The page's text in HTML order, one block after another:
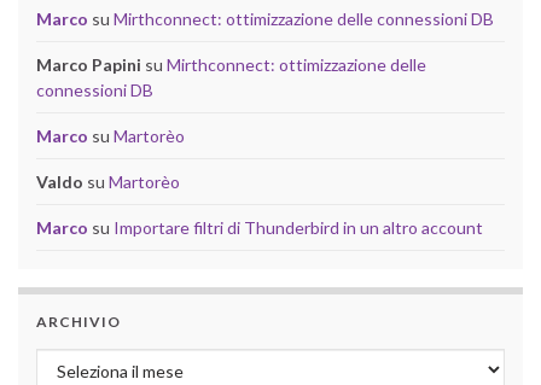
Marco su Mirthconnect: ottimizzazione delle connessioni DB
Marco Papini su Mirthconnect: ottimizzazione delle
connessioni DB
Marco su Martorèo
Valdo su Martorèo
Marco su Importare filtri di Thunderbird in un altro account
ARCHIVIO
Archivio